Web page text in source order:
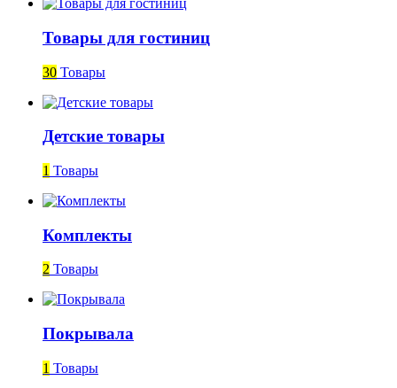
Товары для гостиниц
30 Товары
Детские товары
1 Товары
Комплекты
2 Товары
Покрывала
1 Товары